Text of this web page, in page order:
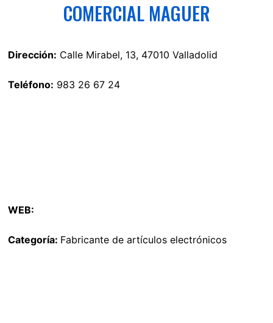
COMERCIAL MAGUER
Dirección: Calle Mirabel, 13, 47010 Valladolid
Teléfono: 983 26 67 24
WEB:
Categoría: Fabricante de artículos electrónicos